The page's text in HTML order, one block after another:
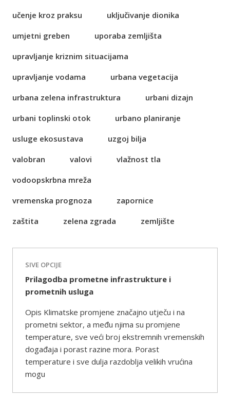
učenje kroz praksu
uključivanje dionika
umjetni greben
uporaba zemljišta
upravljanje kriznim situacijama
upravljanje vodama
urbana vegetacija
urbana zelena infrastruktura
urbani dizajn
urbani toplinski otok
urbano planiranje
usluge ekosustava
uzgoj bilja
valobran
valovi
vlažnost tla
vodoopskrbna mreža
vremenska prognoza
zapornice
zaštita
zelena zgrada zemljište
SIVE OPCIJE
Prilagodba prometne infrastrukture i
prometnih usluga
Opis Klimatske promjene značajno utječu i na
prometni sektor, a među njima su promjene
temperature, sve veći broj ekstremnih vremenskih
događaja i porast razine mora. Porast
temperature i sve dulja razdoblja velikih vrućina
mogu